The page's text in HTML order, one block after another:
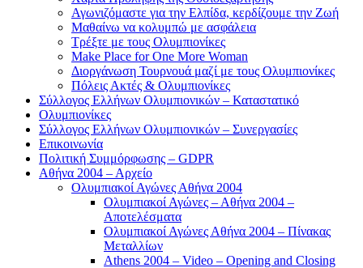
Αγωνιζόμαστε για την Ελπίδα, κερδίζουμε την Ζωή
Μαθαίνω να κολυμπώ με ασφάλεια
Τρέξτε με τους Ολυμπιονίκες
Make Place for One More Woman
Διοργάνωση Τουρνουά μαζί με τους Ολυμπιονίκες
Πόλεις Ακτές & Ολυμπιονίκες
Σύλλογος Ελλήνων Ολυμπιονικών – Καταστατικό
Ολυμπιονίκες
Σύλλογος Ελλήνων Ολυμπιονικών – Συνεργασίες
Επικοινωνία
Πολιτική Συμμόρφωσης – GDPR
Αθήνα 2004 – Αρχείο
Ολυμπιακοί Αγώνες Αθήνα 2004
Ολυμπιακοί Αγώνες – Αθήνα 2004 –
Αποτελέσματα
Ολυμπιακοί Αγώνες Αθήνα 2004 – Πίνακας
Μεταλλίων
Athens 2004 – Video – Opening and Closing